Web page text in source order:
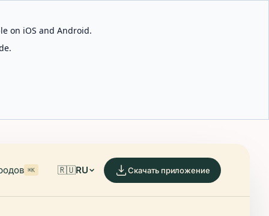
on iOS and Android.
⌘K 🇷🇺RU Скачать приложение